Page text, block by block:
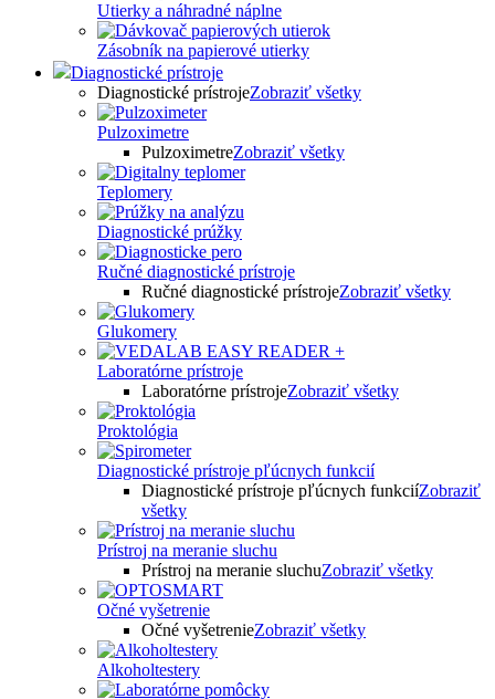
Utierky a náhradné náplne
Zásobník na papierové utierky
Diagnostické prístroje
Diagnostické prístrojeZobraziť všetky
Pulzoximetre
PulzoximetreZobraziť všetky
Teplomery
Diagnostické prúžky
Ručné diagnostické prístroje
Ručné diagnostické prístrojeZobraziť všetky
Glukomery
Laboratórne prístroje
Laboratórne prístrojeZobraziť všetky
Proktológia
Diagnostické prístroje pľúcnych funkcií
Diagnostické prístroje pľúcnych funkciíZobraziť
všetky
Prístroj na meranie sluchu
Prístroj na meranie sluchuZobraziť všetky
Očné vyšetrenie
Očné vyšetrenieZobraziť všetky
Alkoholtestery